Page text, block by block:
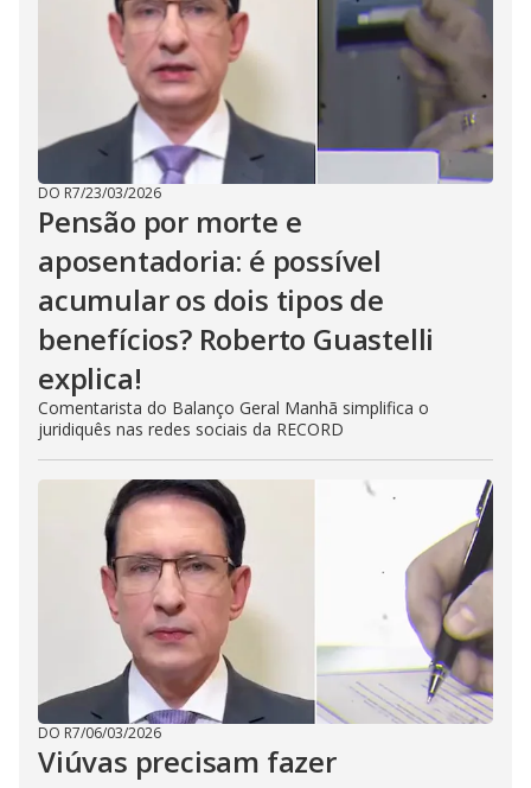
DO R7/23/03/2026
Pensão por morte e
aposentadoria: é possível
acumular os dois tipos de
benefícios? Roberto Guastelli
explica!
Comentarista do Balanço Geral Manhã simplifica o
juridiquês nas redes sociais da RECORD
DO R7/06/03/2026
Viúvas precisam fazer